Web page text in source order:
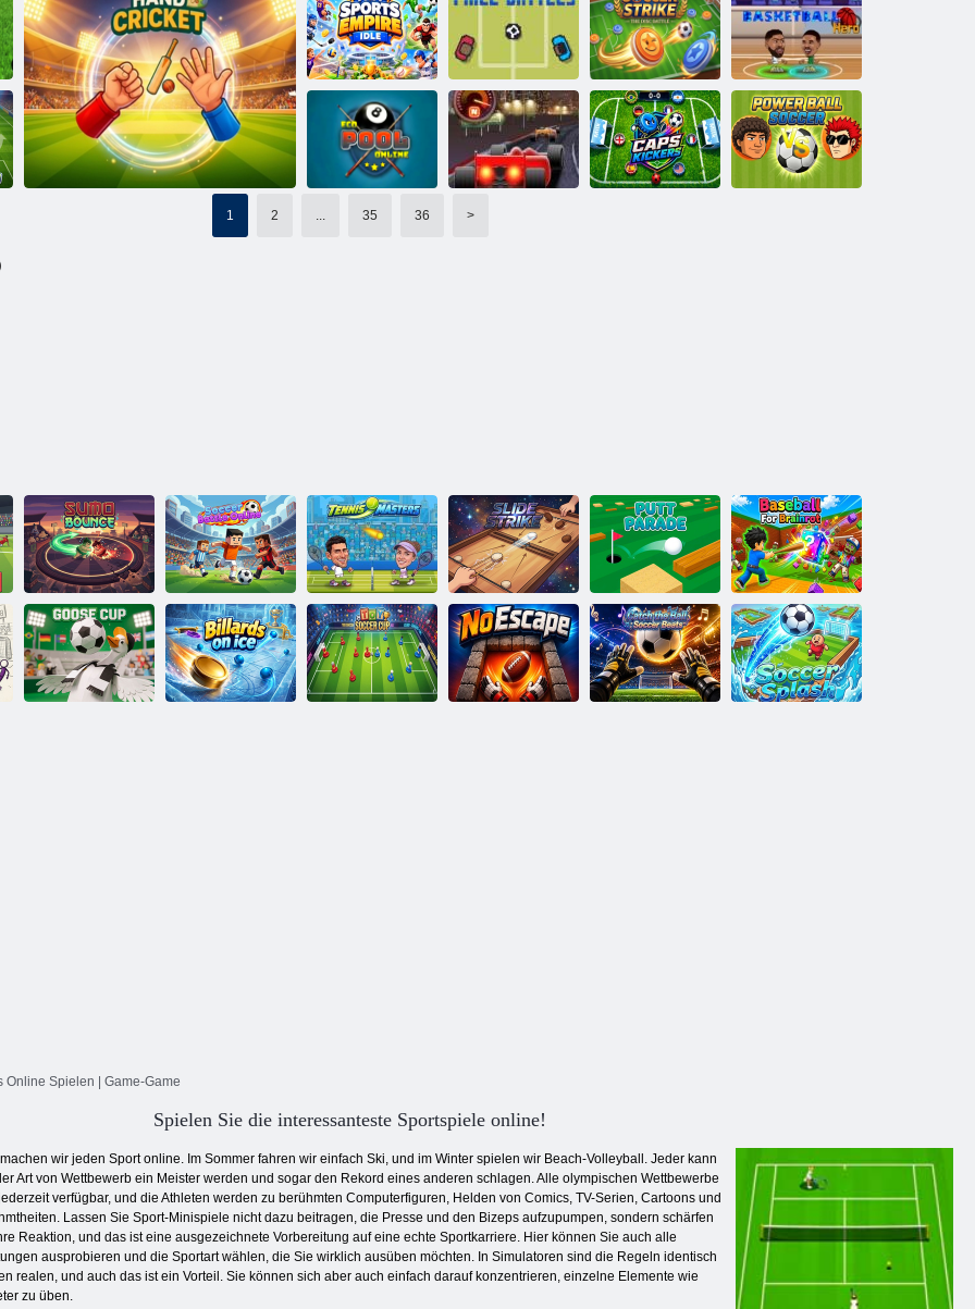
Laufen Fußball
Becken 8
Cricket-Manie
Wunderziel:
Lustiger
Fußballkick
Basketball-
Reifen
Ändern Sie das
Ergebnis –
Fußball 2026
Tiny Sports
Empire im
Leerlauf
Pixel-Schlachten Fußballstreik Basketball-Held
1 2 ... 35 36 >
Sumo-Sprung
Fußballschlacht
online
Tennismeister Slide Strike Putt-Parade
Baseball für
Brainrot
Online Spielen | Game-Game
Spielen Sie die interessanteste Sportspiele online!
wir jeden Sport online. Im Sommer fahren wir einfach Ski, und im Winter spielen wir Beach-Volleyball. Jeder kann
Art von Wettbewerb ein Meister werden und sogar den Rekord eines anderen schlagen. Alle olympischen Wettbewerbe
verfügbar, und die Athleten werden zu berühmten Computerfiguren, Helden von Comics, TV-Serien, Cartoons und
Lassen Sie Sport-Minispiele nicht dazu beitragen, die Presse und den Bizeps aufzupumpen, sondern schärfen
Reaktion, und das ist eine ausgezeichnete Vorbereitung auf eine echte Sportkarriere. Hier können Sie auch alle
ausprobieren und die Sportart wählen, die Sie wirklich ausüben möchten. In Simulatoren sind die Regeln identisch
realen, und auch das ist ein Vorteil. Sie können sich aber auch einfach darauf konzentrieren, einzelne Elemente wie
zu üben.